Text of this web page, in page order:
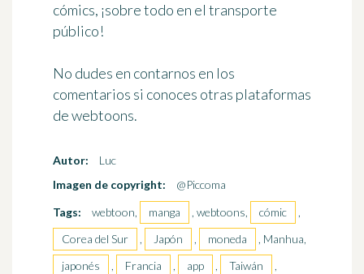
cómics, ¡sobre todo en el transporte
público!
No dudes en contarnos en los
comentarios si conoces otras plataformas
de webtoons.
Autor:
Luc
Imagen de copyright:
@Piccoma
Tags:
webtoon, manga , webtoons, cómic
,
Corea del Sur
, Japón , moneda
, Manhua,
japonés
, Francia , app , Taiwán
,